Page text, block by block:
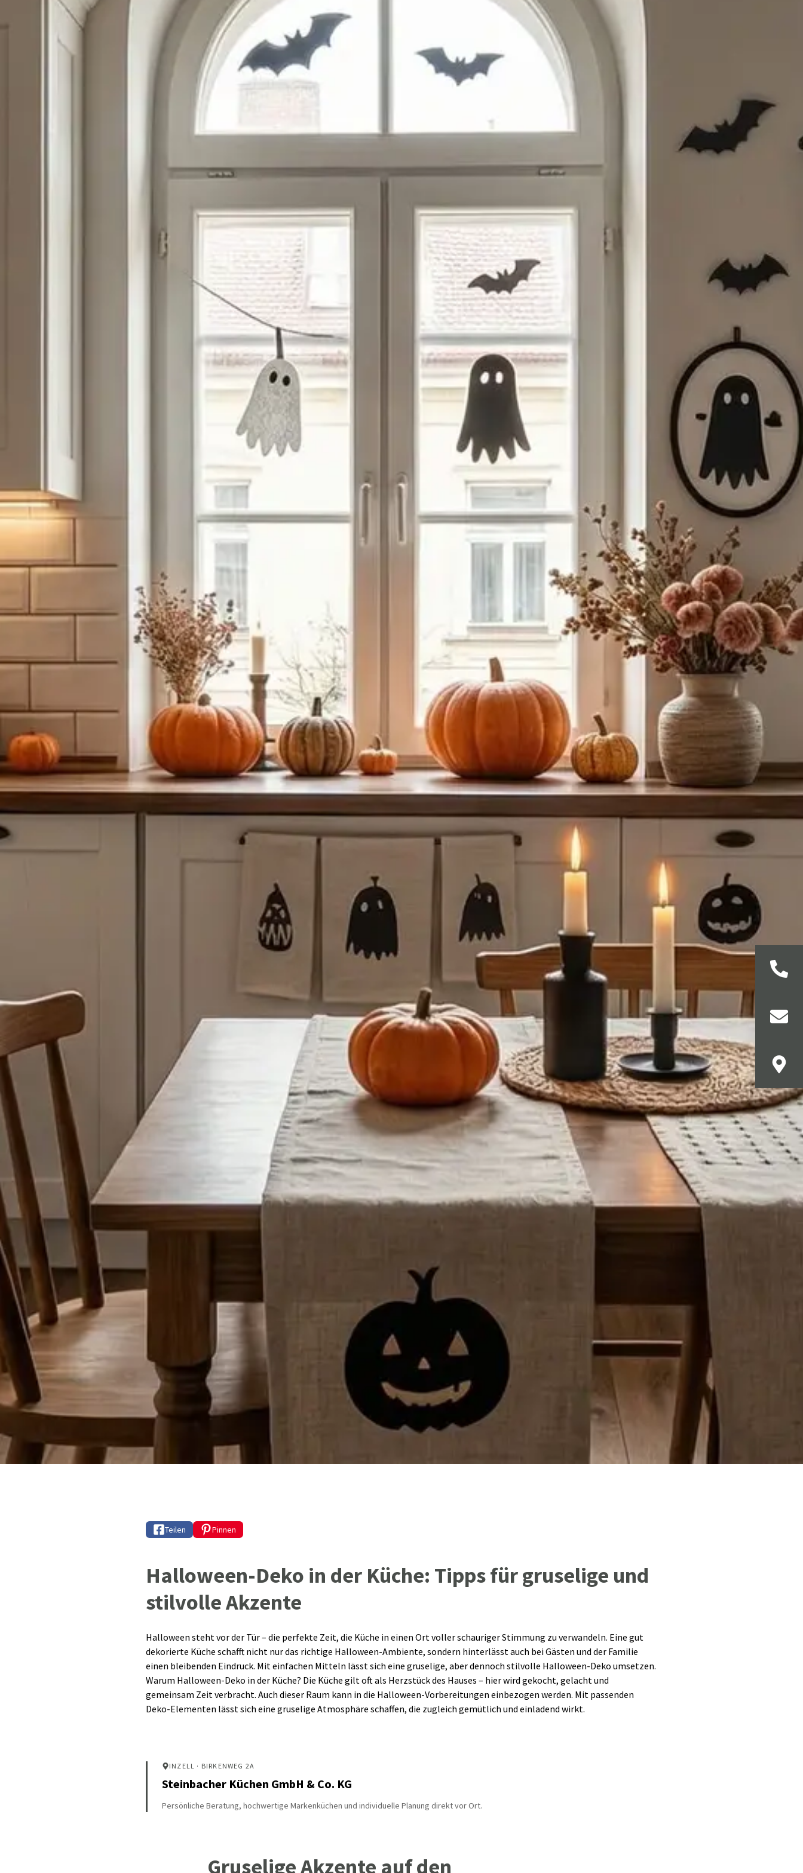
Teilen Pinnen
Halloween-Deko in der Küche: Tipps für gruselige und
stilvolle Akzente
Halloween steht vor der Tür – die perfekte Zeit, die Küche in einen Ort voller schauriger Stimmung zu verwandeln. Eine gut
dekorierte Küche schafft nicht nur das richtige Halloween-Ambiente, sondern hinterlässt auch bei Gästen und der Familie
einen bleibenden Eindruck. Mit einfachen Mitteln lässt sich eine gruselige, aber dennoch stilvolle Halloween-Deko umsetzen.
Warum Halloween-Deko in der Küche? Die Küche gilt oft als Herzstück des Hauses – hier wird gekocht, gelacht und
gemeinsam Zeit verbracht. Auch dieser Raum kann in die Halloween-Vorbereitungen einbezogen werden. Mit passenden
Deko-Elementen lässt sich eine gruselige Atmosphäre schaffen, die zugleich gemütlich und einladend wirkt.
INZELL · BIRKENWEG 2A
Steinbacher Küchen GmbH & Co. KG
Persönliche Beratung, hochwertige Markenküchen und individuelle Planung direkt vor Ort.
Gruselige Akzente auf den